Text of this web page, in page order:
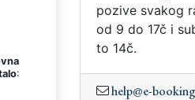
:
pozive svakog
od 9 do 17č i
to 14č.
help@e-